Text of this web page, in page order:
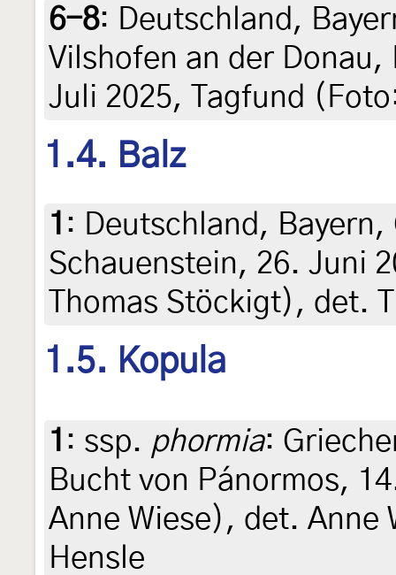
6-8: Deutschland,
Vilshofen an der
Juli 2025, Tagfund
1.4. Balz
1 : Deutschland,
Schauenstein, 26. Juni
Thomas Stöckigt), det.
1.5. Kopula
1 : ssp. phormia:
Bucht von Pánormos,
Anne Wiese), det. Anne
Hensle